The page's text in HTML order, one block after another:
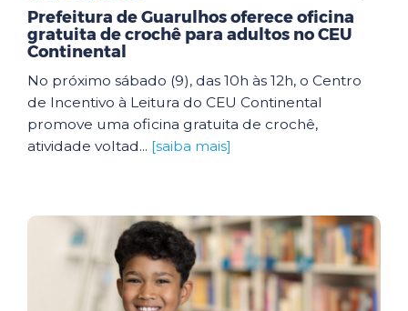
Prefeitura de Guarulhos oferece oficina
gratuita de crochê para adultos no CEU
Continental
No próximo sábado (9), das 10h às 12h, o Centro
de Incentivo à Leitura do CEU Continental
promove uma oficina gratuita de crochê,
atividade voltad... [saiba mais]